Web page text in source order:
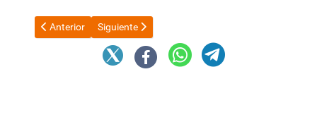
Artículo anterior: El Gobierno designó al nuevo director del
Anterior Artículo siguiente: El Gobierno presentó un
Siguiente